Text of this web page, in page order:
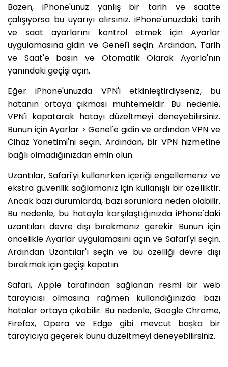
Bazen, iPhone'unuz yanlış bir tarih ve saatte
çalışıyorsa bu uyarıyı alırsınız. iPhone'unuzdaki tarih
ve saat ayarlarını kontrol etmek için Ayarlar
uygulamasına gidin ve Genel'i seçin. Ardından, Tarih
ve Saat'e basın ve Otomatik Olarak Ayarla'nın
yanındaki geçişi açın.
Eğer iPhone'unuzda VPN'i etkinleştirdiyseniz, bu
hatanın ortaya çıkması muhtemeldir. Bu nedenle,
VPN'i kapatarak hatayı düzeltmeyi deneyebilirsiniz.
Bunun için Ayarlar > Genel'e gidin ve ardından VPN ve
Cihaz Yönetimi'ni seçin. Ardından, bir VPN hizmetine
bağlı olmadığınızdan emin olun.
Uzantılar, Safari'yi kullanırken içeriği engellemeniz ve
ekstra güvenlik sağlamanız için kullanışlı bir özelliktir.
Ancak bazı durumlarda, bazı sorunlara neden olabilir.
Bu nedenle, bu hatayla karşılaştığınızda iPhone'daki
uzantıları devre dışı bırakmanız gerekir. Bunun için
öncelikle Ayarlar uygulamasını açın ve Safari'yi seçin.
Ardından Uzantılar'ı seçin ve bu özelliği devre dışı
bırakmak için geçişi kapatın.
Safari, Apple tarafından sağlanan resmi bir web
tarayıcısı olmasına rağmen kullandığınızda bazı
hatalar ortaya çıkabilir. Bu nedenle, Google Chrome,
Firefox, Opera ve Edge gibi mevcut başka bir
tarayıcıya geçerek bunu düzeltmeyi deneyebilirsiniz.